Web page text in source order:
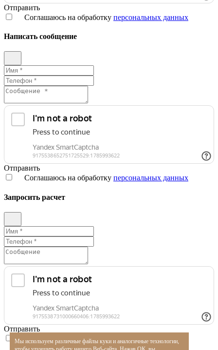
Отправить
Соглашаюсь на обработку персональных данных
Написать сообщение
Отправить
Соглашаюсь на обработку персональных данных
Запросить расчет
Отправить
Соглашаюсь на обработкуперсональных данных
Мы используем различные файлы куки и аналогичные технологии,